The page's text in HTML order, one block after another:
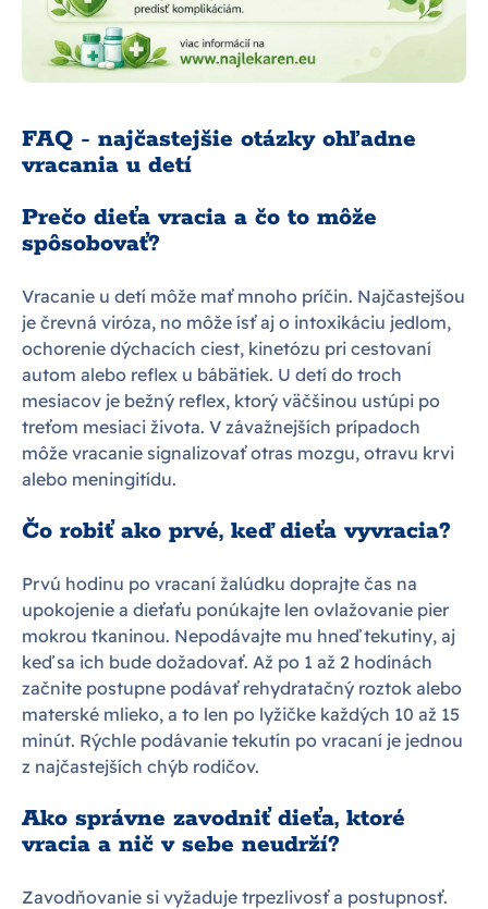
FAQ - najčastejšie otázky ohľadne
vracania u detí
Prečo dieťa vracia a čo to môže
spôsobovať?
Vracanie u detí môže mať mnoho príčin. Najčastejšou
je črevná viróza, no môže ísť aj o intoxikáciu jedlom,
ochorenie dýchacích ciest, kinetózu pri cestovaní
autom alebo reflex u bábätiek. U detí do troch
mesiacov je bežný reflex, ktorý väčšinou ustúpi po
treťom mesiaci života. V závažnejších prípadoch
môže vracanie signalizovať otras mozgu, otravu krvi
alebo meningitídu.
Čo robiť ako prvé, keď dieťa vyvracia?
Prvú hodinu po vracaní žalúdku doprajte čas na
upokojenie a dieťaťu ponúkajte len ovlažovanie pier
mokrou tkaninou. Nepodávajte mu hneď tekutiny, aj
keď sa ich bude dožadovať. Až po 1 až 2 hodinách
začnite postupne podávať rehydratačný roztok alebo
materské mlieko, a to len po lyžičke každých 10 až 15
minút. Rýchle podávanie tekutín po vracaní je jednou
z najčastejších chýb rodičov.
Ako správne zavodniť dieťa, ktoré
vracia a nič v sebe neudrží?
Zavodňovanie si vyžaduje trpezlivosť a postupnosť.